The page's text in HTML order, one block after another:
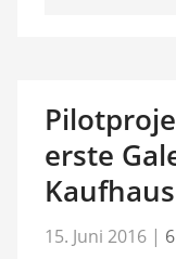
erste
15. Juni 2016 |